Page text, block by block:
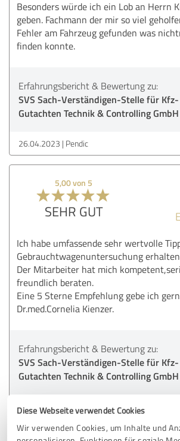
Diese Webseite verwendet Cookies
Wir verwenden Cookies, um Inhalte und
Besonders würde ich ein Lob an Herrn
geben. Fachmann der mir so viel
Fehler am Fahrzeug gefunden was
finden konnte.
Erfahrungsbericht & Bewertung zu:
SVS Sach-Verständigen-Stelle für Kfz-
Gutachten Technik & Controlling GmbH
26.04.2023 Pendic
5,00 von 5
SEHR GUT
Ich habe umfassende sehr wertvolle
Gebrauchtwagenuntersuchung
Der Mitarbeiter hat mich
freundlich beraten.
Eine 5 Sterne Empfehlung gebe ich
Dr.med.Cornelia Kienzer.
Erfahrungsbericht & Bewertung zu:
SVS Sach-Verständigen-Stelle für Kfz-
Gutachten Technik & Controlling GmbH
11.05.2021 Dr.med.Cornelia Kienzer